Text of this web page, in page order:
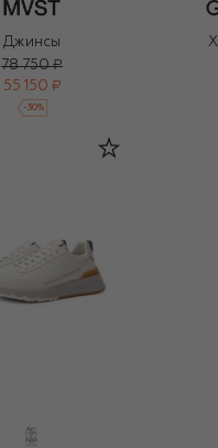
Джинсы
78 750 ₽
55 150 ₽
-30%